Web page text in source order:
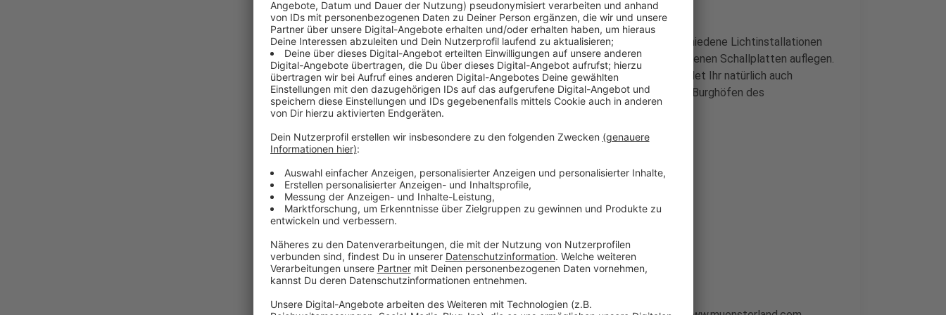
So könnt ihr zum Beispiel beim Mittsommernachtspicknick verschiedene Lichtinstallationen
bestaunen oder beim Vinyl-Picknick auf Münsters B-Side eure eigenen Schallplatten auflegen.
Passend zum Schlösser- und Burgentag am Sonntag, 19. Juni, findet Ihr natürlich auch
zahlreiche Picknick-Angebote in den schönen Schlossgärten und Burghöfen des
Münsterlands!
Anzeige
Infos im Überblick:
Anzeige
Wann? 16. bis 19. Juni
Wo?An verschiedenen Orten im gesamten Münsterland